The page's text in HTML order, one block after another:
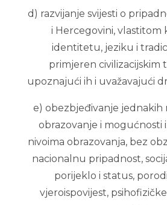
d) razvijanje svijesti o
i Hercegovini,
identitetu, jeziku i
primjeren civilizacijskim
upoznajući ih i uvažavajući
e) obezbjeđivanje jednakih
obrazovanje i mogućnosti
nivoima obrazovanja, bez
nacionalnu pripadnost,
porijeklo i status,
vjeroispovijest,